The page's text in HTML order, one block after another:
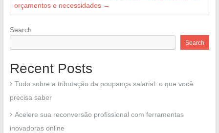
orçamentos e necessidades →
Search
Search
Recent Posts
Tudo sobre a tributação da poupança salarial: o que você
precisa saber
Acelere sua reconversão profissional com ferramentas
inovadoras online